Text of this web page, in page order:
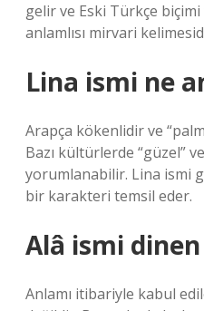
gelir ve Eski Türkçe biçimi
anlamlısı mirvari
Lina ismi ne
Arapça kökenlidir ve
Bazı kültürlerde “güzel”
yorumlanabilir. Lina ismi
bir karakteri temsil eder.
Alâ ismi
Anlamı itibariyle kabul